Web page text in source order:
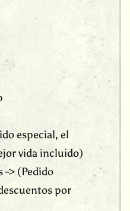
especial, el
vida incluido)
-> (Pedido
por